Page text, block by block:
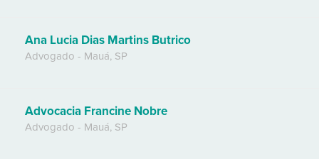
Ana Lucia Dias Martins Butrico
Advogado - Mauá, SP
Advocacia Francine Nobre
Advogado - Mauá, SP